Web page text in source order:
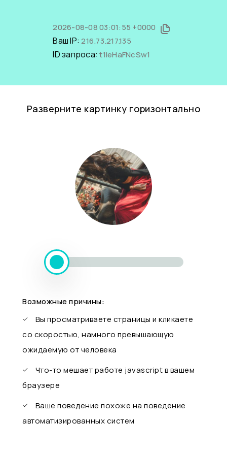
2026-08-08 03:01:55 +0000
Ваш IP:216.73.217.135
ID запроса:t1IeHaFNcSw1
Разверните картинку горизонтально
Возможные причины:
Вы просматриваете страницы и кликаете
со скоростью, намного превышающую
ожидаемую от человека
Что-то мешает работе javascript в вашем
браузере
Ваше поведение похоже на поведение
автоматизированных систем